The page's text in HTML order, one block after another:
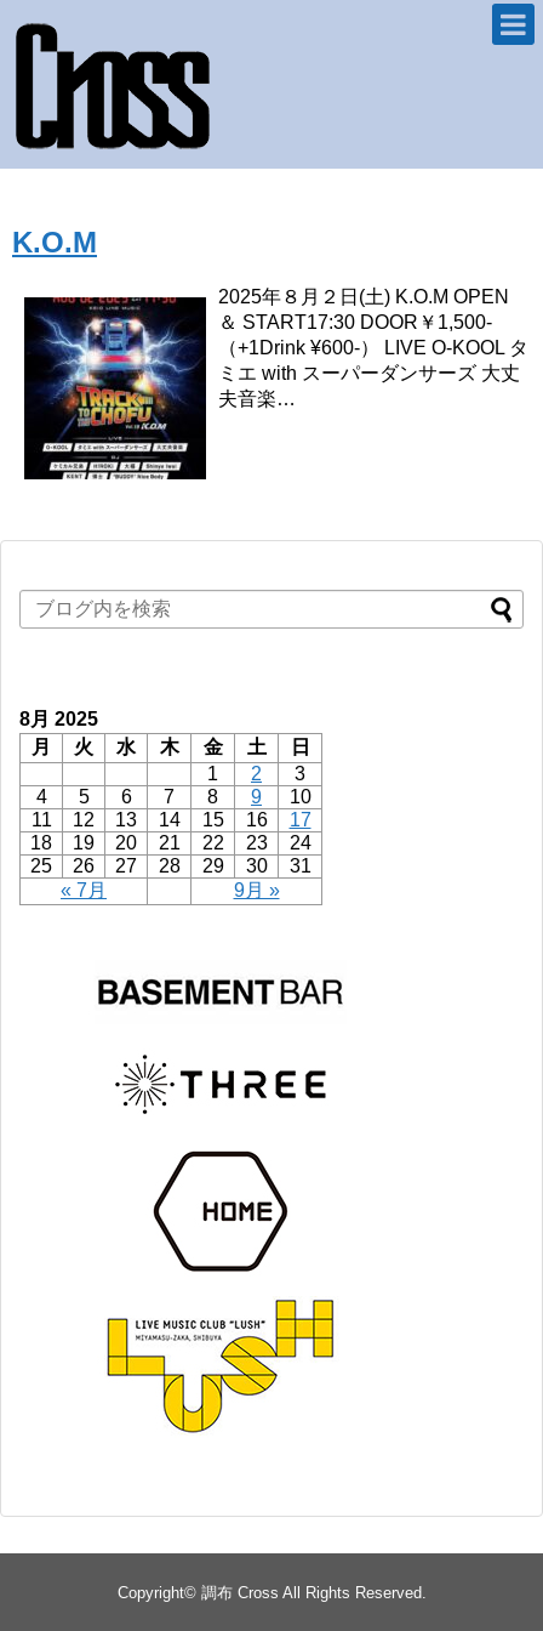
K.O.M
2025年８月２日(土) K.O.M OPEN
＆ START17:30 DOOR￥1,500-
（+1Drink ¥600-） LIVE O-KOOL タ
ミエ with スーパーダンサーズ 大丈
夫音楽…
8月 2025
月
火 水 木 金 土
日
1
2
3
4
5 6 7 8 9
10
11
12 13 14 15 16
17
18
19 20 21 22 23
24
25
26 27 28 29 30
31
« 7月
9月 »
Copyright© 調布 Cross All Rights Reserved.